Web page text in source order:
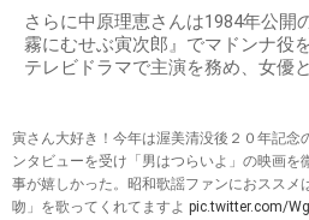
さらに中原理恵さんは1984年公開
霧にむせぶ寅次郎』でマドンナ役
テレビドラマで主演を務め、女優
寅さん大好き！今年は渥美清没後２０年記念
ンタビューを受け「男はつらいよ」の映画を
事が嬉しかった。昭和歌謡ファンにおススメ
吻」を歌ってくれてますよ pic.twitter.com/